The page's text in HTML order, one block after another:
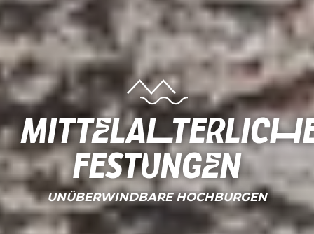
Festungen
UNÜBERWINDBARE HOCHBURGEN